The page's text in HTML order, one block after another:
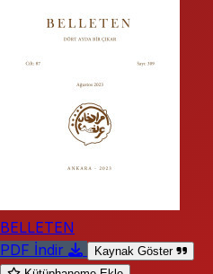
BELLETEN
PDF İndir
Kaynak Göster